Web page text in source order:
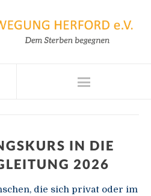
IN DIE
2026
die sich privat oder im